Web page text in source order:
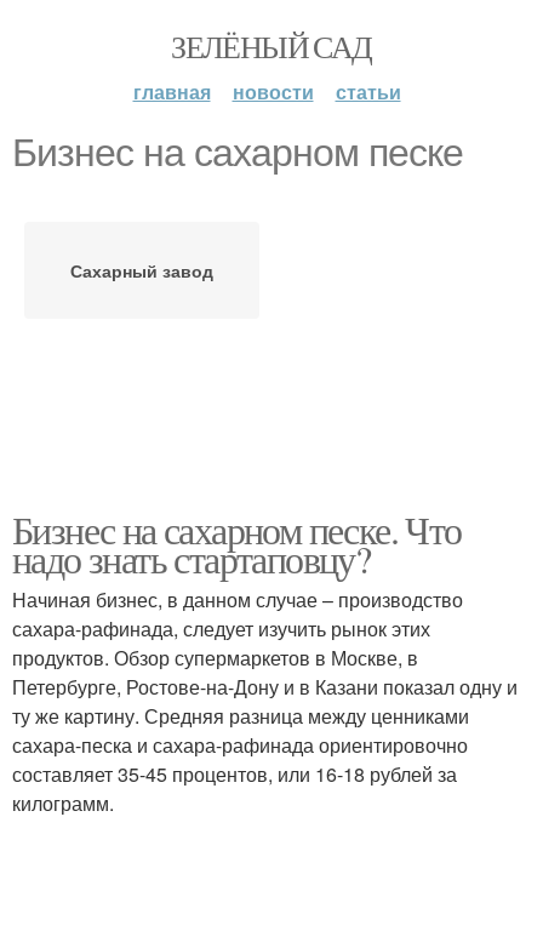
ЗЕЛЁНЫЙ САД
главная новости статьи
Бизнес на сахарном песке
Сахарный завод
Бизнес на сахарном песке. Что
надо знать стартаповцу?
Начиная бизнес, в данном случае – производство
сахара-рафинада, следует изучить рынок этих
продуктов. Обзор супермаркетов в Москве, в
Петербурге, Ростове-на-Дону и в Казани показал одну и
ту же картину. Средняя разница между ценниками
сахара-песка и сахара-рафинада ориентировочно
составляет 35-45 процентов, или 16-18 рублей за
килограмм.